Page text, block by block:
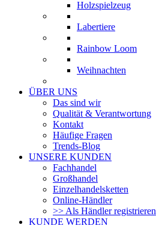
Holzspielzeug
Labertiere
Rainbow Loom
Weihnachten
ÜBER UNS
Das sind wir
Qualität & Verantwortung
Kontakt
Häufige Fragen
Trends-Blog
UNSERE KUNDEN
Fachhandel
Großhandel
Einzelhandelsketten
Online-Händler
>> Als Händler registrieren
KUNDE WERDEN